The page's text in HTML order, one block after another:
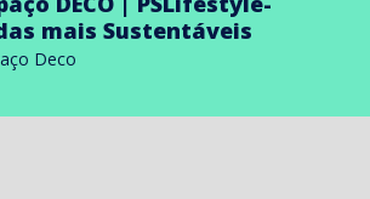
mais Sustentáveis
Deco